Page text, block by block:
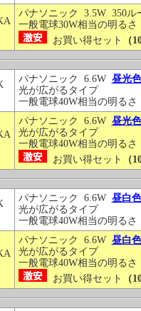
パナソニック 3.5W 350
一般電球30W相当の明るさ
お買い得セット
（
パナソニック 6.6W 昼光色
光が広がるタイプ
一般電球40W相当の明るさ
パナソニック 6.6W 昼光色
光が広がるタイプ
一般電球40W相当の明るさ
お買い得セット
（
パナソニック 6.6W 昼白色
光が広がるタイプ
一般電球40W相当の明るさ
パナソニック 6.6W 昼白色
光が広がるタイプ
一般電球40W相当の明るさ
お買い得セット
（